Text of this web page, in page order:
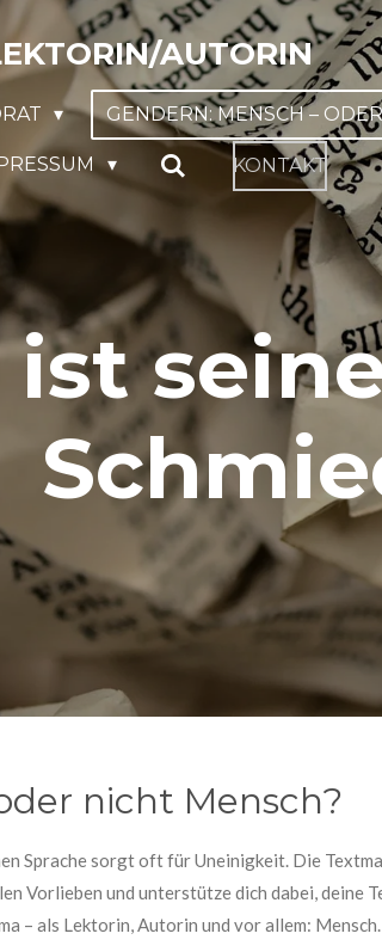
AUTORIN
GENDERN: MENSCH –
KONTAKT
nicht Mensch?
Sprache sorgt oft für Uneinigkeit. Die
Vorlieben und unterstütze dich dabei, deine
– als Lektorin, Autorin und vor allem: Mensch.